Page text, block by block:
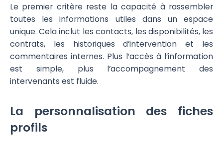
Le premier critère reste la capacité à rassembler
toutes les informations utiles dans un espace
unique. Cela inclut les contacts, les disponibilités, les
contrats, les historiques d’intervention et les
commentaires internes. Plus l’accès à l’information
est simple, plus l’accompagnement des
intervenants est fluide.
La personnalisation des fiches
profils